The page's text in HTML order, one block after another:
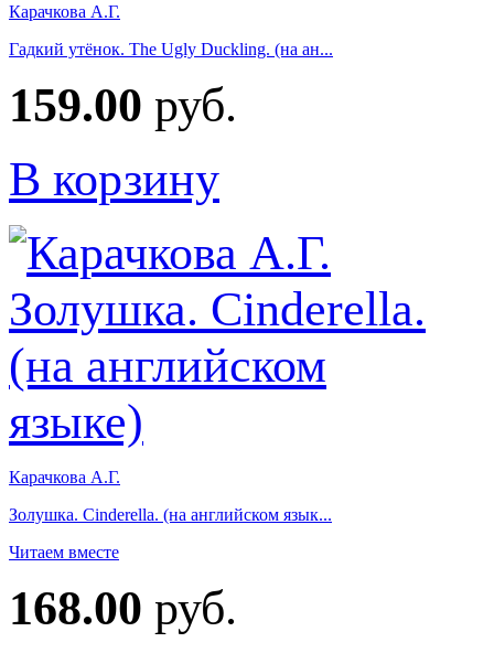
Карачкова А.Г.
Гадкий утёнок. The Ugly Duckling. (на ан...
159.00 руб.
В корзину
Карачкова А.Г.
Золушка. Cinderella. (на английском язык...
Читаем вместе
168.00 руб.